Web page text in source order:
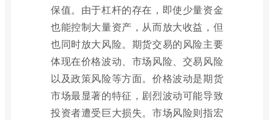
保值。由于杠杆的存在，即使少量资金
也能控制大量资产，从而放大收益，但
也同时放大风险。期货交易的风险主要
体现在价格波动、市场风险、交易风险
以及政策风险等方面。价格波动是期货
市场最显著的特征，剧烈波动可能导致
投资者遭受巨大损失。市场风险则指宏